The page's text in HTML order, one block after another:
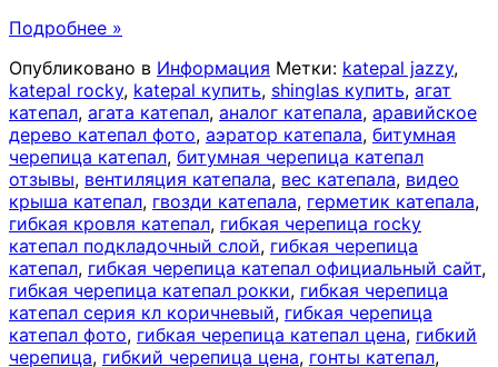
Подробнее »
Опубликовано в Информация Метки: katepal jazzy,
katepal rocky, katepal купить, shinglas купить, агат
катепал, агата катепал, аналог катепала, аравийское
дерево катепал фото, аэратор катепала, битумная
черепица катепал, битумная черепица катепал
отзывы, вентиляция катепала, вес катепала, видео
крыша катепал, гвозди катепала, герметик катепала,
гибкая кровля катепал, гибкая черепица rocky
катепал подкладочный слой, гибкая черепица
катепал, гибкая черепица катепал официальный сайт,
гибкая черепица катепал рокки, гибкая черепица
катепал серия кл коричневый, гибкая черепица
катепал фото, гибкая черепица катепал цена, гибкий
черепица, гибкий черепица цена, гонты катепал,